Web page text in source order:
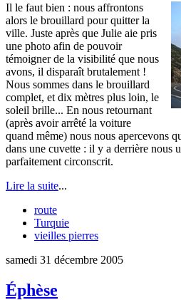
Il le faut bien : nous affrontons
alors le brouillard pour quitter la
ville. Juste après que Julie aie pris
une photo afin de pouvoir
témoigner de la visibilité que nous
avons, il disparaît brutalement !
Nous sommes dans le brouillard
complet, et dix mètres plus loin, le
soleil brille... En nous retournant
(après avoir arrêté la voiture
quand même) nous nous apercevons
dans une cuvette : il y a derrière nous
parfaitement circonscrit.
Lire la suite...
route
Turquie
vieilles pierres
samedi 31 décembre 2005
Éphèse